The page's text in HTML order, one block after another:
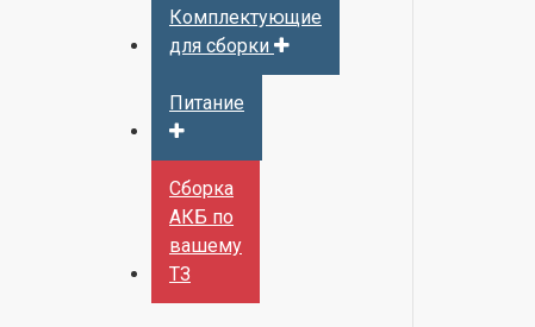
Комплектующие
для сборки
Питание
Сборка
АКБ по
вашему
ТЗ